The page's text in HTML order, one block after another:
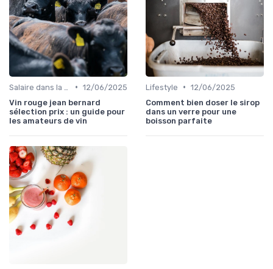
• 12/06/2025
Vin rouge jean bernard
sélection prix : un guide pour
les amateurs de vin
Lifestyle • 12/06/2025
Comment bien doser le sirop
dans un verre pour une
boisson parfaite